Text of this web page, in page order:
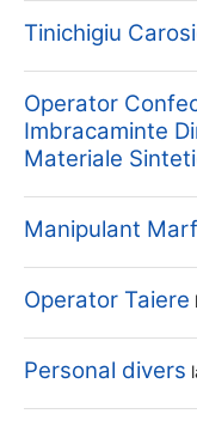
Tinichigiu
Operator
Imbracaminte
Materiale
Manipulant
Operator Taiere
Personal divers